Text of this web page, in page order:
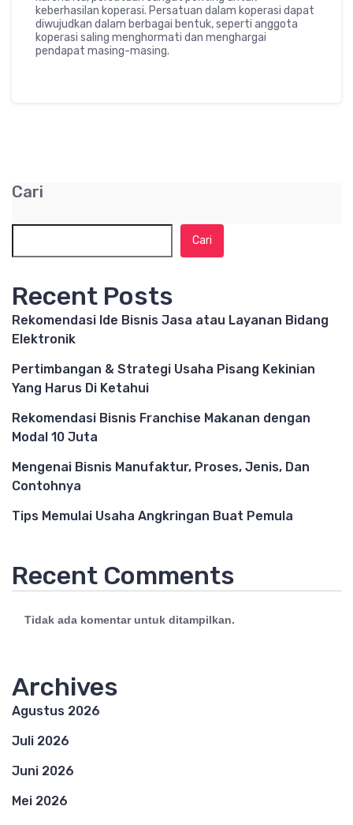
keberhasilan koperasi. Persatuan dalam koperasi dapat
diwujudkan dalam berbagai bentuk, seperti anggota
koperasi saling menghormati dan menghargai
pendapat masing-masing.
Cari
Cari
Recent Posts
Rekomendasi Ide Bisnis Jasa atau Layanan Bidang
Elektronik
Pertimbangan & Strategi Usaha Pisang Kekinian
Yang Harus Di Ketahui
Rekomendasi Bisnis Franchise Makanan dengan
Modal 10 Juta
Mengenai Bisnis Manufaktur, Proses, Jenis, Dan
Contohnya
Tips Memulai Usaha Angkringan Buat Pemula
Recent Comments
Tidak ada komentar untuk ditampilkan.
Archives
Agustus 2026
Juli 2026
Juni 2026
Mei 2026